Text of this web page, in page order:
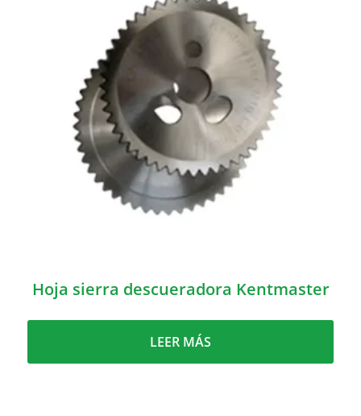
Hoja sierra descueradora Kentmaster
LEER MÁS